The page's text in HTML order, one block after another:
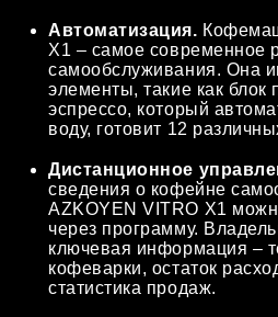
Автоматизация.
X1 – самое современное
самообслуживания. Она
элементы, такие как блок
эспрессо, который
воду, готовит 12
Дистанционное
сведения о кофейне
AZKOYEN VITRO X1
через программу.
ключевая информация –
кофеварки, остаток
статистика продаж.